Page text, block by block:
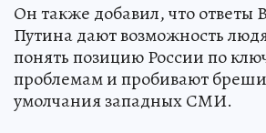
Он также добавил, что ответы
Путина дают возможность
понять позицию России по
проблемам и пробивают
умолчания западных СМИ.